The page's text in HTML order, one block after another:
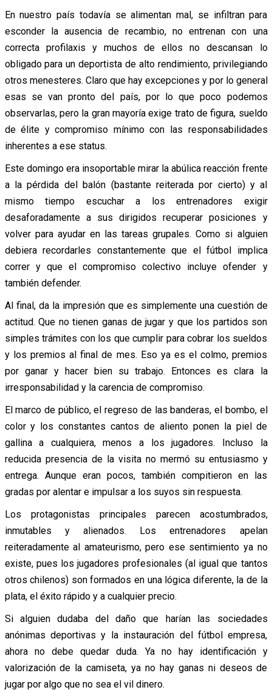
En nuestro país todavía se alimentan mal, se infiltran para
esconder la ausencia de recambio, no entrenan con una
correcta profilaxis y muchos de ellos no descansan lo
obligado para un deportista de alto rendimiento, privilegiando
otros menesteres. Claro que hay excepciones y por lo general
esas se van pronto del país, por lo que poco podemos
observarlas, pero la gran mayoría exige trato de figura, sueldo
de élite y compromiso mínimo con las responsabilidades
inherentes a ese status.
Este domingo era insoportable mirar la abúlica reacción frente
a la pérdida del balón (bastante reiterada por cierto) y al
mismo tiempo escuchar a los entrenadores exigir
desaforadamente a sus dirigidos recuperar posiciones y
volver para ayudar en las tareas grupales. Como si alguien
debiera recordarles constantemente que el fútbol implica
correr y que el compromiso colectivo incluye ofender y
también defender.
Al final, da la impresión que es simplemente una cuestión de
actitud. Que no tienen ganas de jugar y que los partidos son
simples trámites con los que cumplir para cobrar los sueldos
y los premios al final de mes. Eso ya es el colmo, premios
por ganar y hacer bien su trabajo. Entonces es clara la
irresponsabilidad y la carencia de compromiso.
El marco de público, el regreso de las banderas, el bombo, el
color y los constantes cantos de aliento ponen la piel de
gallina a cualquiera, menos a los jugadores. Incluso la
reducida presencia de la visita no mermó su entusiasmo y
entrega. Aunque eran pocos, también compitieron en las
gradas por alentar e impulsar a los suyos sin respuesta.
Los protagonistas principales parecen acostumbrados,
inmutables y alienados. Los entrenadores apelan
reiteradamente al amateurismo, pero ese sentimiento ya no
existe, pues los jugadores profesionales (al igual que tantos
otros chilenos) son formados en una lógica diferente, la de la
plata, el éxito rápido y a cualquier precio.
Si alguien dudaba del daño que harían las sociedades
anónimas deportivas y la instauración del fútbol empresa,
ahora no debe quedar duda. Ya no hay identificación y
valorización de la camiseta, ya no hay ganas ni deseos de
jugar por algo que no sea el vil dinero.